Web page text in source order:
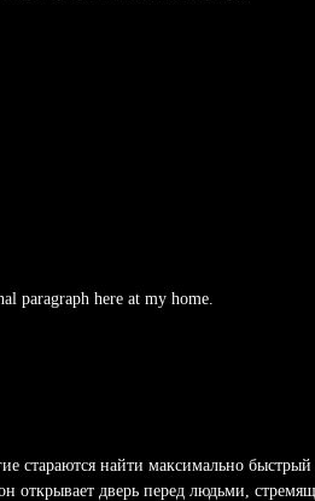
paragraph here at my home.
стараются найти максимально
открывает дверь перед людьми,